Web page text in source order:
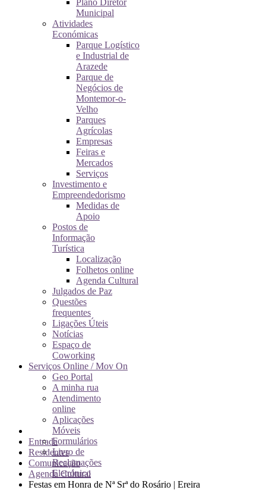
Plano Diretor
Municipal
Atividades
Económicas
Parque Logístico
e Industrial de
Arazede
Parque de
Negócios de
Montemor-o-
Velho
Parques
Agrícolas
Empresas
Feiras e
Mercados
Serviços
Investimento e
Empreendedorismo
Medidas de
Apoio
Postos de
Informação
Turística
Localização
Folhetos online
Agenda Cultural
Julgados de Paz
Questões
frequentes
Ligações Úteis
Notícias
Espaço de
Coworking
Serviços Online / Mov On
Geo Portal
A minha rua
Atendimento
online
Aplicações
Móveis
Formulários
Livro de
Reclamações
Eletrónico
Entrada
Residentes
Comunicação
Agenda Cultural
Festas em Honra de Nª Srª do Rosário | Ereira